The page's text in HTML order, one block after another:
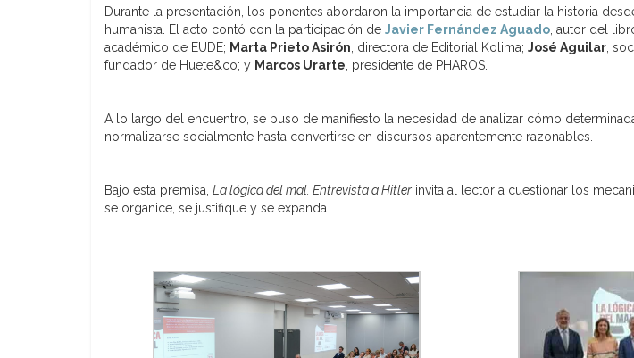
Durante la presentación, los ponentes abordaron la importancia de estudiar la historia
humanista. El acto contó con la participación de Javier Fernández Aguado , autor del
académico de EUDE; Marta Prieto Asirón , directora de Editorial Kolima; José Aguilar ,
fundador de Huete&co; y Marcos Urarte , presidente de PHAROS.
A lo largo del encuentro, se puso de manifiesto la necesidad de analizar cómo
normalizarse socialmente hasta convertirse en discursos aparentemente razonables.
Bajo esta premisa, La lógica del mal. Entrevista a Hitler invita al lector a cuestionar los
se organice, se justifique y se expanda.